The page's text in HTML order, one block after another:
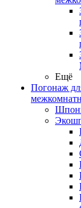
Ещё
Погонаж